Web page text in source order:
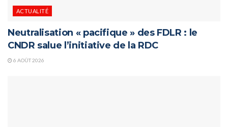
ACTUALITÉ
Neutralisation « pacifique » des FDLR : le
CNDR salue l’initiative de la RDC
6 AOÛT 2026